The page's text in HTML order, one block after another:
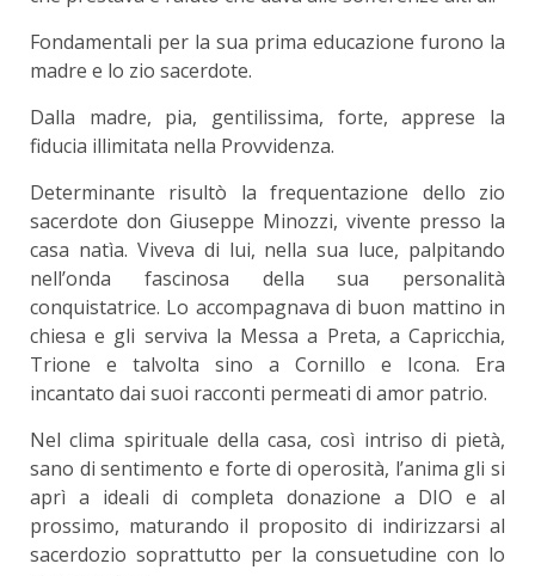
Fondamentali per la sua prima educazione furono la
madre e lo zio sacerdote.
Dalla madre, pia, gentilissima, forte, apprese la
fiducia illimitata nella Provvidenza.
Determinante risultò la frequentazione dello zio
sacerdote don Giuseppe Minozzi, vivente presso la
casa natìa. Viveva di lui, nella sua luce, palpitando
nell’onda fascinosa della sua personalità
conquistatrice. Lo accompagnava di buon mattino in
chiesa e gli serviva la Messa a Preta, a Capricchia,
Trione e talvolta sino a Cornillo e Icona. Era
incantato dai suoi racconti permeati di amor patrio.
Nel clima spirituale della casa, così intriso di pietà,
sano di sentimento e forte di operosità, l’anima gli si
aprì a ideali di completa donazione a DIO e al
prossimo, maturando il proposito di indirizzarsi al
sacerdozio soprattutto per la consuetudine con lo